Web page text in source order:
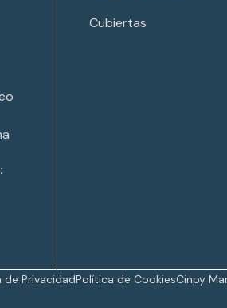
Cubiertas
de PrivacidadPolítica de CookiesCinpy